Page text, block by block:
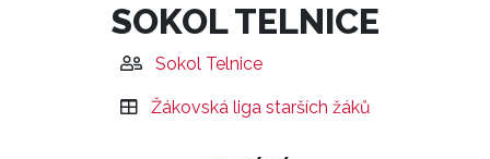
SOKOL TELNICE
Sokol Telnice
Žákovská liga starších žáků